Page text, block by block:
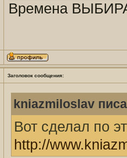
Времена
Заголовок сообщения:
kniazmiloslav
Вот сделал по
http://